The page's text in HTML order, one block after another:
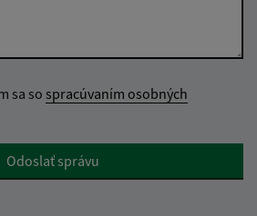
sa so spracúvaním osobných
Odoslať správu